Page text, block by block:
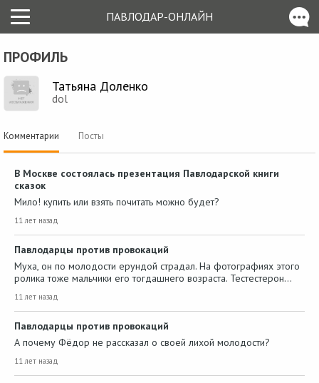
ПАВЛОДАР-ОНЛАЙН
ПРОФИЛЬ
Татьяна Доленко
dol
Комментарии Посты
В Москве состоялась презентация Павлодарской книги
сказок
Мило! купить или взять почитать можно будет?
11 лет назад
Павлодарцы против провокаций
Муха, он по молодости ерундой страдал. На фотографиях этого
ролика тоже мальчики его тогдашнего возраста. Тестестерон…
11 лет назад
Павлодарцы против провокаций
А почему Фёдор не рассказал о своей лихой молодости?
11 лет назад